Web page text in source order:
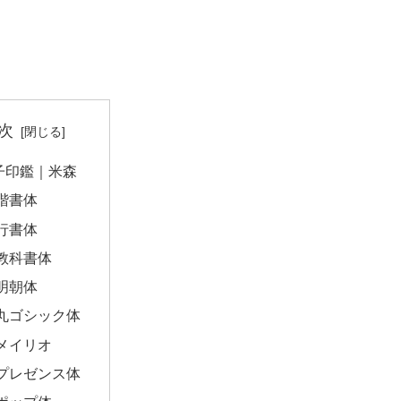
印鑑｜米森
書体
書体
科書体
朝体
ゴシック体
イリオ
レゼンス体